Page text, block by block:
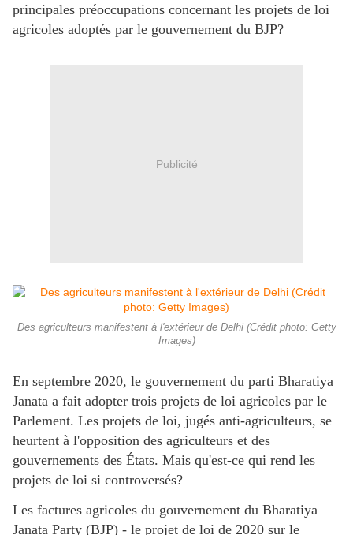
principales préoccupations concernant les projets de loi
agricoles adoptés par le gouvernement du BJP?
Publicité
Des agriculteurs manifestent à l'extérieur de Delhi (Crédit photo: Getty
Images)
En septembre 2020, le gouvernement du parti Bharatiya
Janata a fait adopter trois projets de loi agricoles par le
Parlement. Les projets de loi, jugés anti-agriculteurs, se
heurtent à l'opposition des agriculteurs et des
gouvernements des États. Mais qu'est-ce qui rend les
projets de loi si controversés?
Les factures agricoles du gouvernement du Bharatiya
Janata Party (BJP) - le projet de loi de 2020 sur le